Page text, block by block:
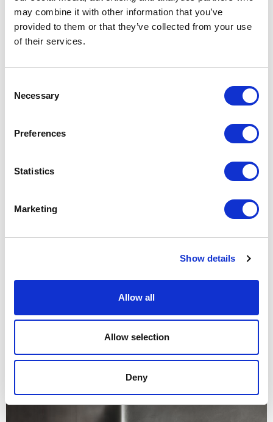
may combine it with other information that you’ve
provided to them or that they’ve collected from your use
of their services.
Selection
Necessary
Preferences
Statistics
Marketing
Show details
Allow all
Allow selection
Deny